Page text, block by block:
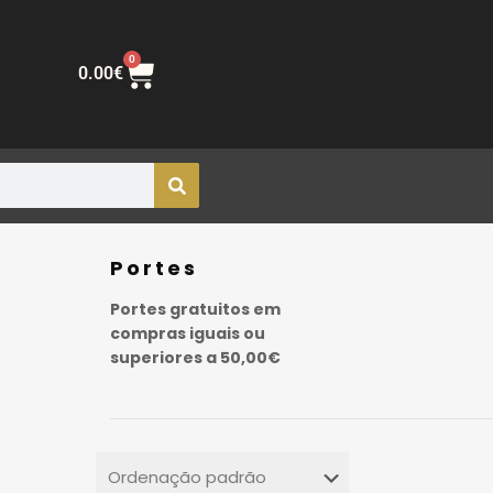
0.00€
0
Portes
Portes gratuitos em
compras iguais ou
superiores a 50,00€